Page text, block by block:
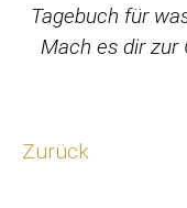
Tagebuch für
Mach es dir zur
Zurück